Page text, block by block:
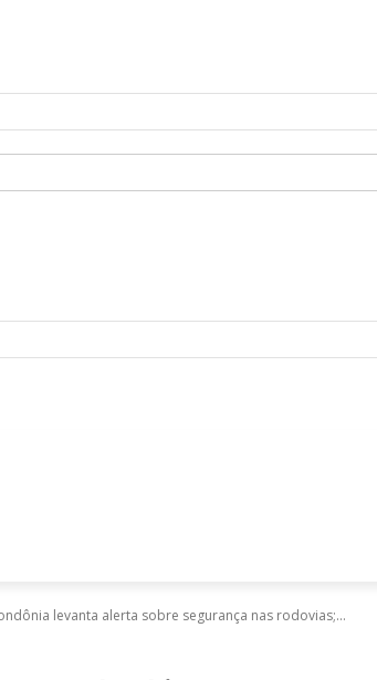
levanta alerta sobre segurança nas rodovias;...